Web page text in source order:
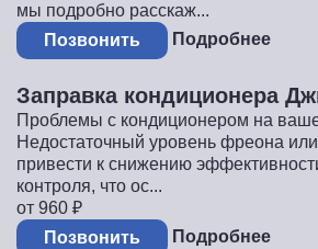
мы подробно расскаж...
Позвонить
Подробнее
Заправка кондиционера
Проблемы с кондиционером на
Недостаточный уровень фреона или
привести к снижению
контроля, что ос...
от 960 ₽
Позвонить
Подробнее